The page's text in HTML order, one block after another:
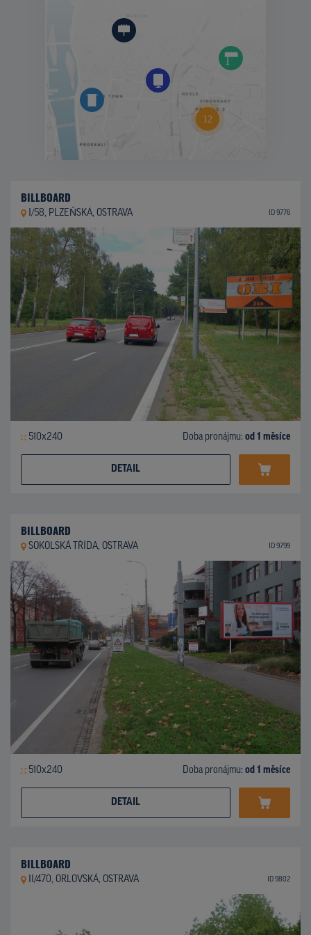
BILLBOARD
I/58, PLZEŃSKÁ, OSTRAVA ID 9776
510x240 Doba pronájmu: od 1 měsíce
DETAIL
BILLBOARD
SOKOLSKÁ TŘÍDA, OSTRAVA ID 9799
510x240 Doba pronájmu: od 1 měsíce
DETAIL
BILLBOARD
II/470, ORLOVSKÁ, OSTRAVA ID 9802